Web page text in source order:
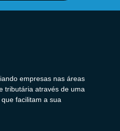
empresas nas áreas
tributária através de uma
facilitam a sua